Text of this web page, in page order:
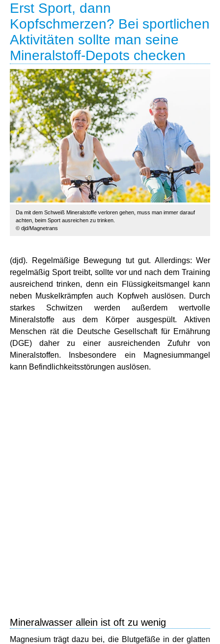
Erst Sport, dann
Kopfschmerzen? Bei sportlichen
Aktivitäten sollte man seine
Mineralstoff-Depots checken
Da mit dem Schweiß Mineralstoffe verloren gehen, muss man immer darauf
achten, beim Sport ausreichen zu trinken.
© djd/Magnetrans
(djd). Regelmäßige Bewegung tut gut. Allerdings: Wer
regelmäßig Sport treibt, sollte vor und nach dem Training
ausreichend trinken, denn ein Flüssigkeitsmangel kann
neben Muskelkrämpfen auch Kopfweh auslösen. Durch
starkes Schwitzen werden außerdem wertvolle
Mineralstoffe aus dem Körper ausgespült. Aktiven
Menschen rät die Deutsche Gesellschaft für Ernährung
(DGE) daher zu einer ausreichenden Zufuhr von
Mineralstoffen. Insbesondere ein Magnesiummangel
kann Befindlichkeitsstörungen auslösen.
Mineralwasser allein ist oft zu wenig
Magnesium trägt dazu bei, die Blutgefäße in der glatten